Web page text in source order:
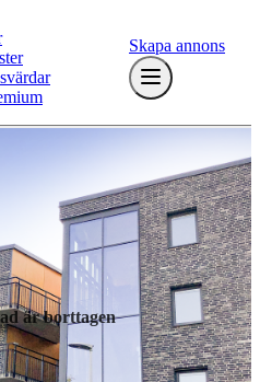
Skapa annons
är borttagen